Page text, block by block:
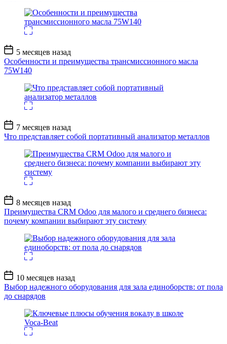
Дата
записи
5 месяцев назад
Особенности и преимущества трансмиссионного масла
75W140
Дата
записи
7 месяцев назад
Что представляет собой портативный анализатор металлов
Дата
записи
8 месяцев назад
Преимущества CRM Odoo для малого и среднего бизнеса:
почему компании выбирают эту систему
Дата
записи
10 месяцев назад
Выбор надежного оборудования для зала единоборств: от пола
до снарядов